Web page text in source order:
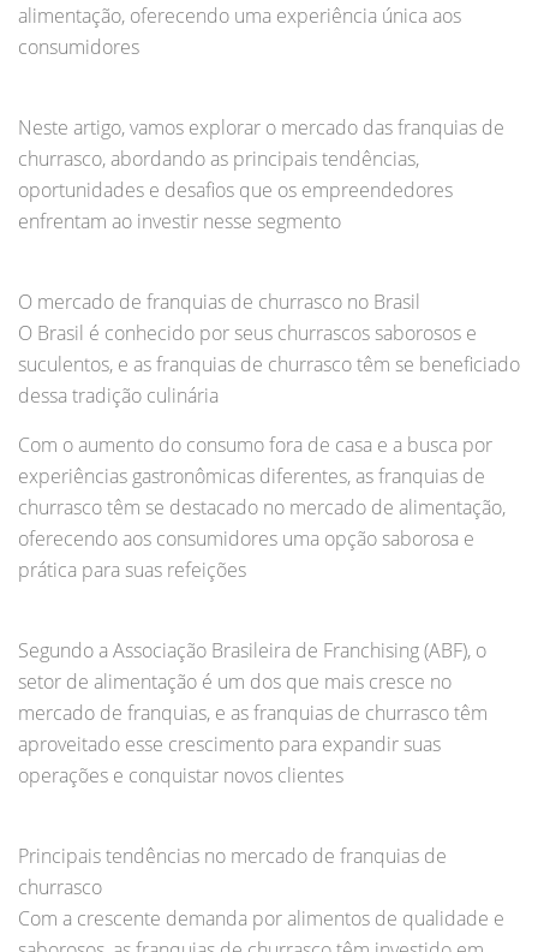
alimentação, oferecendo uma experiência única aos
consumidores
Neste artigo, vamos explorar o mercado das franquias de
churrasco, abordando as principais tendências,
oportunidades e desafios que os empreendedores
enfrentam ao investir nesse segmento
O mercado de franquias de churrasco no Brasil
O Brasil é conhecido por seus churrascos saborosos e
suculentos, e as franquias de churrasco têm se beneficiado
dessa tradição culinária
Com o aumento do consumo fora de casa e a busca por
experiências gastronômicas diferentes, as franquias de
churrasco têm se destacado no mercado de alimentação,
oferecendo aos consumidores uma opção saborosa e
prática para suas refeições
Segundo a Associação Brasileira de Franchising (ABF), o
setor de alimentação é um dos que mais cresce no
mercado de franquias, e as franquias de churrasco têm
aproveitado esse crescimento para expandir suas
operações e conquistar novos clientes
Principais tendências no mercado de franquias de
churrasco
Com a crescente demanda por alimentos de qualidade e